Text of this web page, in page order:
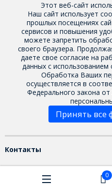
Этот веб-сайт
Наш сайт использует
прошлых посещениях
сервисов и повышения
можете запретить
своего браузера.
даете свое согласие на
данных с использованием
Обработка Ваших
осуществляется в
Федерального закона
Принять все
Контакты
0